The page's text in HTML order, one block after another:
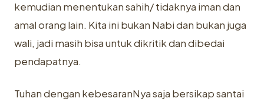
kemudian menentukan sahih/ tidaknya iman dan
amal orang lain. Kita ini bukan Nabi dan bukan juga
wali, jadi masih bisa untuk dikritik dan dibedai
pendapatnya.
Tuhan dengan kebesaranNya saja bersikap santai